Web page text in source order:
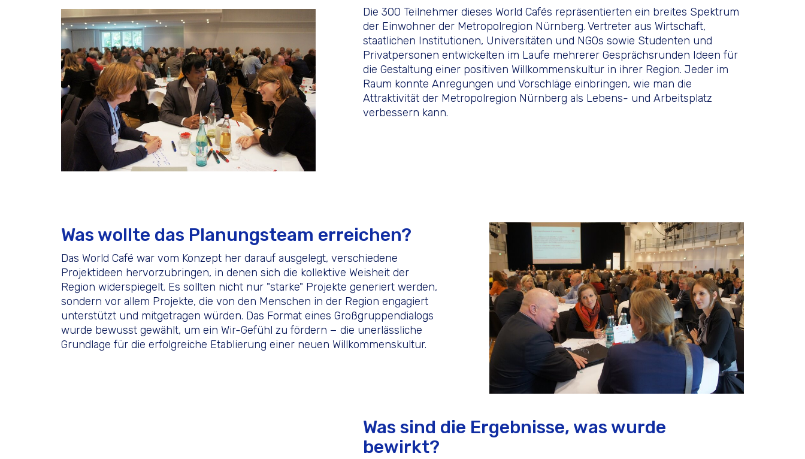
Die 300 Teilnehmer dieses World Cafés repräsentierten ein breites Spektrum
der Einwohner der Metropolregion Nürnberg. Vertreter aus Wirtschaft,
staatlichen Institutionen, Universitäten und NGOs sowie Studenten und
Privatpersonen entwickelten im Laufe mehrerer Gesprächsrunden Ideen für
die Gestaltung einer positiven Willkommenskultur in ihrer Region. Jeder im
Raum konnte Anregungen und Vorschläge einbringen, wie man die
Attraktivität der Metropolregion Nürnberg als Lebens- und Arbeitsplatz
verbessern kann.
Was wollte das Planungsteam erreichen?
Das World Café war vom Konzept her darauf ausgelegt, verschiedene
Projekt­ideen hervorzubringen, in denen sich die kollektive Weisheit der
Region widerspiegelt. Es sollten nicht nur "starke" Projekte generiert werden,
sondern vor allem Projekte, die von den Menschen in der Region engagiert
unterstützt und mitgetragen würden. Das Format eines Großgruppendialogs
wurde bewusst gewählt, um ein Wir-Gefühl zu fördern − die unerlässliche
Grundlage für die erfolgreiche Etablierung einer neuen Willkommenskultur.
Was sind die Ergebnisse, was wurde
bewirkt?